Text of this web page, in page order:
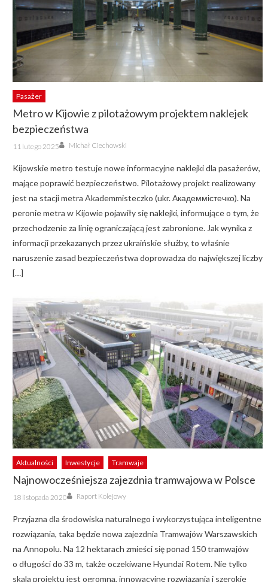
Pasażer
Metro w Kijowie z pilotażowym projektem naklejek
bezpieczeństwa
Posted
on
11 lutego 2025 Author
Michał Ciechowski
Kijowskie metro testuje nowe informacyjne naklejki dla pasażerów,
mające poprawić bezpieczeństwo. Pilotażowy projekt realizowany
jest na stacji metra Akademmisteczko (ukr. Академмістечко). Na
peronie metra w Kijowie pojawiły się naklejki, informujące o tym, że
przechodzenie za linię ograniczającą jest zabronione. Jak wynika z
informacji przekazanych przez ukraińskie służby, to właśnie
naruszenie zasad bezpieczeństwa doprowadza do największej liczby
[…]
Aktualności Inwestycje Tramwaje
Najnowocześniejsza zajezdnia tramwajowa w Polsce
Posted
on
18 listopada 2020 Author
Raport Kolejowy
Przyjazna dla środowiska naturalnego i wykorzystująca inteligentne
rozwiązania, taka będzie nowa zajezdnia Tramwajów Warszawskich
na Annopolu. Na 12 hektarach zmieści się ponad 150 tramwajów
o długości do 33 m, także oczekiwane Hyundai Rotem. Nie tylko
skala projektu jest ogromna, innowacyjne rozwiązania i szerokie